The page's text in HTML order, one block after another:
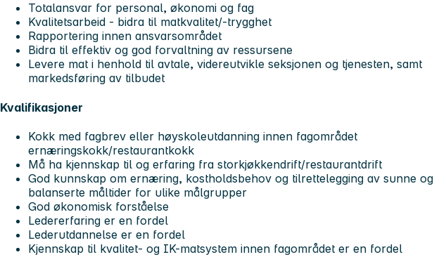
Totalansvar for personal, økonomi og fag
Kvalitetsarbeid - bidra til matkvalitet/-trygghet
Rapportering innen ansvarsområdet
Bidra til effektiv og god forvaltning av ressursene
Levere mat i henhold til avtale, videreutvikle seksjonen og tjenesten, samt
markedsføring av tilbudet
Kvalifikasjoner
Kokk med fagbrev eller høyskoleutdanning innen fagområdet
ernæringskokk/restaurantkokk
Må ha kjennskap til og erfaring fra storkjøkkendrift/restaurantdrift
God kunnskap om ernæring, kostholdsbehov og tilrettelegging av sunne og
balanserte måltider for ulike målgrupper
God økonomisk forståelse
Ledererfaring er en fordel
Lederutdannelse er en fordel
Kjennskap til kvalitet- og IK-matsystem innen fagområdet er en fordel